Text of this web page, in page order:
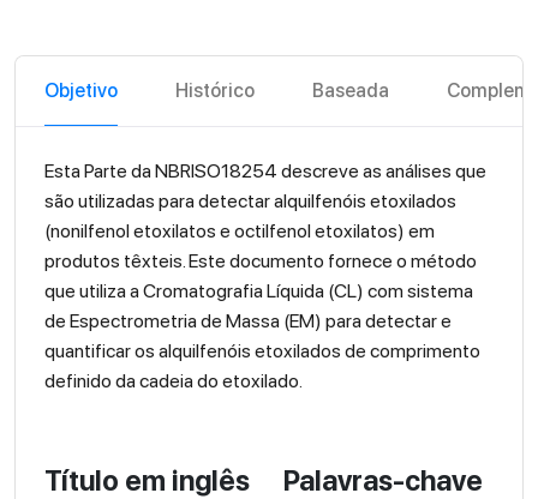
Objetivo Histórico Baseada
Esta Parte da NBRISO18254 descreve as análises que
são utilizadas para detectar alquilfenóis etoxilados
(nonilfenol etoxilatos e octilfenol etoxilatos) em
produtos têxteis. Este documento fornece o método
que utiliza a Cromatografia Líquida (CL) com sistema
de Espectrometria de Massa (EM) para detectar e
quantificar os alquilfenóis etoxilados de comprimento
definido da cadeia do etoxilado.
Título em inglês Palavras-chave